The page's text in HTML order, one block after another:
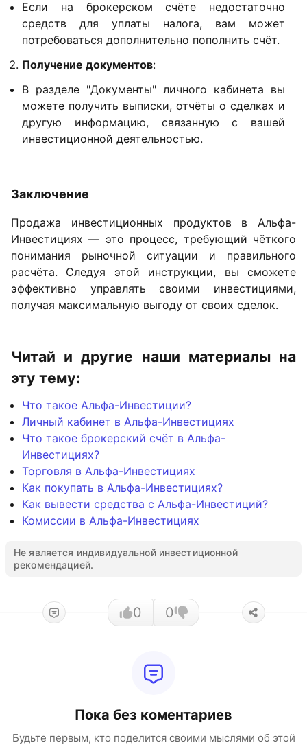
Если на брокерском счёте недостаточно
средств для уплаты налога, вам может
потребоваться дополнительно пополнить счёт.
Получение документов:
В разделе "Документы" личного кабинета вы
можете получить выписки, отчёты о сделках и
другую информацию, связанную с вашей
инвестиционной деятельностью.
Заключение
Продажа инвестиционных продуктов в Альфа-
Инвестициях — это процесс, требующий чёткого
понимания рыночной ситуации и правильного
расчёта. Следуя этой инструкции, вы сможете
эффективно управлять своими инвестициями,
получая максимальную выгоду от своих сделок.
Читай и другие наши материалы на
эту тему:
Что такое Альфа-Инвестиции?
Личный кабинет в Альфа-Инвестициях
Что такое брокерский счёт в Альфа-
Инвестициях?
Торговля в Альфа-Инвестициях
Как покупать в Альфа-Инвестициях?
Как вывести средства с Альфа-Инвестиций?
Комиссии в Альфа-Инвестициях
Не является индивидуальной инвестиционной
рекомендацией.
0 0
Пока без коментариев
Будьте первым, кто поделится своими мыслями об этой